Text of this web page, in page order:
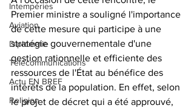
Intempéries
Aviation
Diplomatie
Télécommunications
Actu EN BREF
Religion
Premier ministre a souligné l'importance
de cette mesure qui participe à une
stratégie gouvernementale d'une
gestion rationnelle et efficiente des
ressources de l'État au bénéfice des
intérêts de la population. En effet, selon
le projet de décret qui a été approuvé,